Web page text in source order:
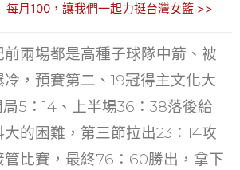
itt ai
l
C
h
at
k
e
dI
n
每月100，讓我們一起力挺台灣女籃 >>
前兩場都是高種子球隊中箭、被
，預賽第二、19冠得主文化大
5：14、上半場36：38落後給
的困難，第三節拉出23：14攻
管比賽，最終76：60勝出，拿下